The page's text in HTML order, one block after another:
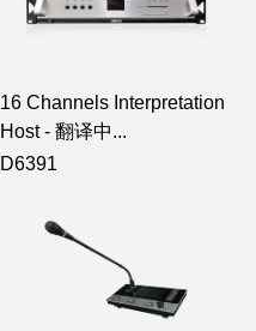
16 Channels Interpretation
Host - 翻译中...
D6391